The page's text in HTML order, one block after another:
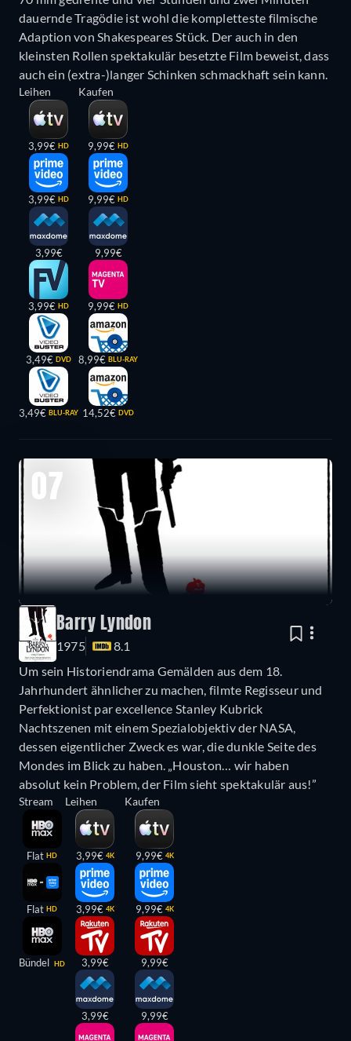
dauernde Tragödie ist wohl die kompletteste filmische
Adaption von Shakespeares Stück. Der auch in den
kleinsten Rollen spektakulär besetzte Film beweist, dass
auch ein (extra-)langer Schinken schmackhaft sein kann.
Leihen
3,99€ HD
3,99€ HD
3,99€
3,99€ HD
3,49€ DVD
3,49€ BLU-RAY
Kaufen
9,99€ HD
9,99€ HD
9,99€
9,99€ HD
8,99€ BLU-RAY
14,52€ DVD
07
Barry Lyndon
1975
8.1
Um sein Historiendrama Gemälden aus dem 18.
Jahrhundert ähnlicher zu machen, filmte Regisseur und
Perfektionist par excellence Stanley Kubrick
Nachtszenen mit einem Spezialobjektiv der NASA,
dessen eigentlicher Zweck es war, die dunkle Seite des
Mondes im Blick zu haben. „Houston… wir haben
absolut kein Problem, der Film sieht spektakulär aus!”
Stream
Flat HD
Flat HD
Bündel HD
Leihen
3,99€ 4K
3,99€ 4K
3,99€
3,99€
Kaufen
9,99€ 4K
9,99€ 4K
9,99€
9,99€